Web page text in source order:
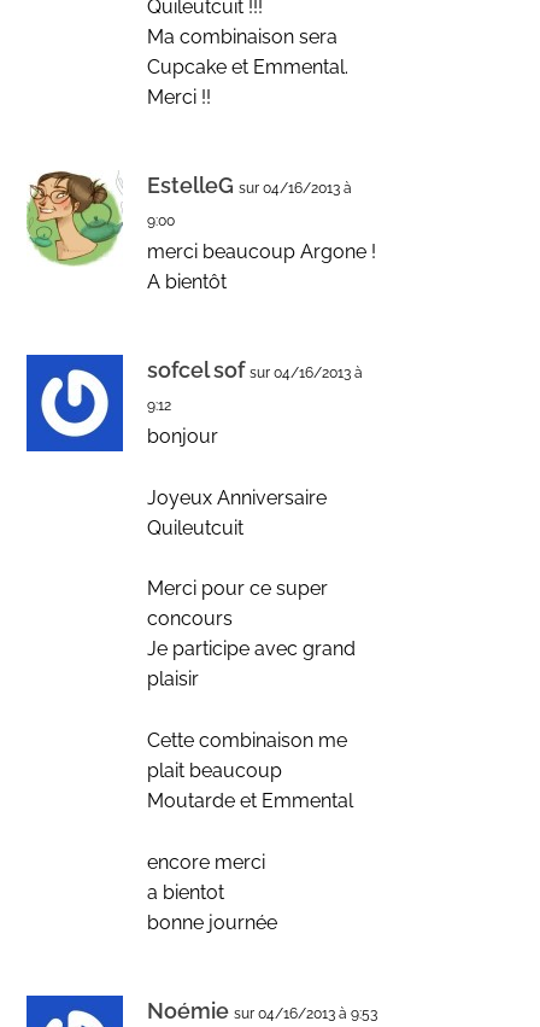
Quileutcuit !!!
Ma combinaison sera
Cupcake et Emmental.
Merci !!
EstelleG sur 04/16/2013 à
9:00
merci beaucoup Argone !
A bientôt
sofcel sof sur 04/16/2013 à
9:12
bonjour
Joyeux Anniversaire
Quileutcuit
Merci pour ce super
concours
Je participe avec grand
plaisir
Cette combinaison me
plait beaucoup
Moutarde et Emmental
encore merci
a bientot
bonne journée
Noémie sur 04/16/2013 à 9:53